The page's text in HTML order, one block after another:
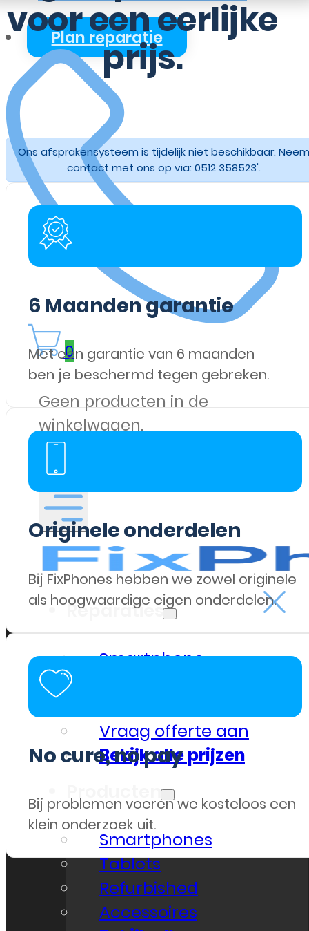
Plan reparatie
0
Geen producten in de
winkelwagen.
Reparaties
Smartphone
Vraag offerte aan
Bekijk alle prijzen
Producten
Smartphones
Tablets
Refurbished
Accessoires
voor een eerlijke
prijs.
Ons afsprakensysteem is tijdelijk niet beschikbaar. Neem
contact met ons op via: 0512 358523'.
6 Maanden garantie
Met een garantie van 6 maanden
ben je beschermd tegen gebreken.
Originele onderdelen
Bij FixPhones hebben we zowel originele
als hoogwaardige eigen onderdelen.
No cure, no pay
Bij problemen voeren we kosteloos een
klein onderzoek uit.